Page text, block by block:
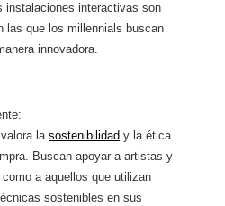
instalaciones interactivas son
las que los millennials buscan
innovadora.
la sostenibilidad y la ética
Buscan apoyar a artistas y
a aquellos que utilizan
sostenibles en sus